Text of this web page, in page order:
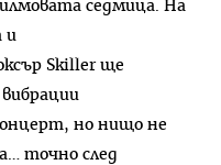
седмица. На
и
Skiller ще
но нищо не
точно след